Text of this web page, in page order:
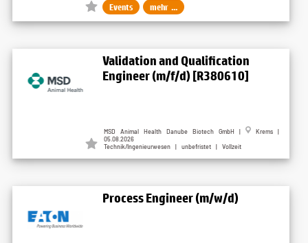
Events mehr ...
Validation and Qualification
Engineer (m/f/d) [R380610]
MSD Animal Health Danube Biotech GmbH |
Krems |
05.08.2026
Technik/Ingenieurwesen | unbefristet | Vollzeit
Process Engineer (m/w/d)